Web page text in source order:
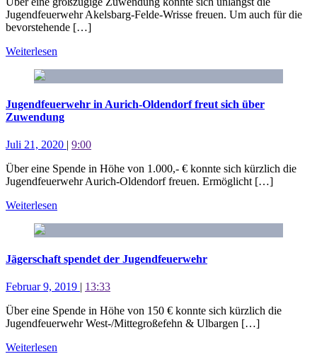
Jugendfeuerwehr Akelsbarg-Felde-Wrisse freuen. Um auch für die
bevorstehende […]
Weiterlesen
Jugendfeuerwehr in Aurich-Oldendorf freut sich über
Zuwendung
Juli 21, 2020 | 9:00
Über eine Spende in Höhe von 1.000,- € konnte sich kürzlich die
Jugendfeuerwehr Aurich-Oldendorf freuen. Ermöglicht […]
Weiterlesen
Jägerschaft spendet der Jugendfeuerwehr
Februar 9, 2019 | 13:33
Über eine Spende in Höhe von 150 € konnte sich kürzlich die
Jugendfeuerwehr West-/Mittegroßefehn & Ulbargen […]
Weiterlesen